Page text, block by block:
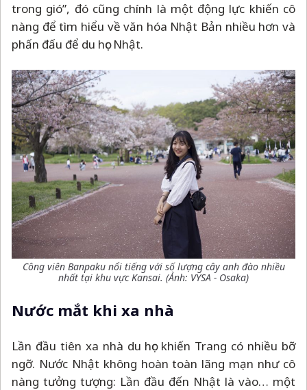
trong gió”, đó cũng chính là một động lực khiến cô
nàng để tìm hiểu về văn hóa Nhật Bản nhiều hơn và
phấn đấu để du học Nhật.
Công viên Banpaku nổi tiếng với số lượng cây anh đào nhiều
nhất tại khu vực Kansai. (Ảnh: VYSA - Osaka)
Nước mắt khi xa nhà
Lần đầu tiên xa nhà du học khiến Trang có nhiều bỡ
ngỡ. Nước Nhật không hoàn toàn lãng mạn như cô
nàng tưởng tượng: Lần đầu đến Nhật là vào… một